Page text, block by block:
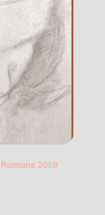
Romans 2018